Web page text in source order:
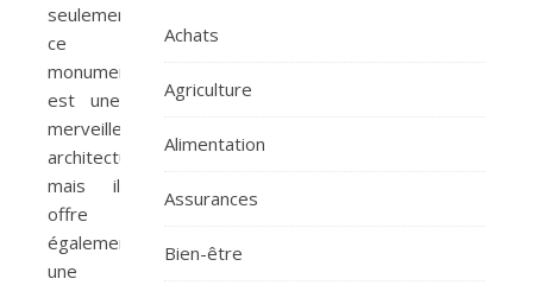
seulement
ce
monument
est une
merveille
architecturale,
mais il
offre
également
une
Achats
Agriculture
Alimentation
Assurances
Bien-être